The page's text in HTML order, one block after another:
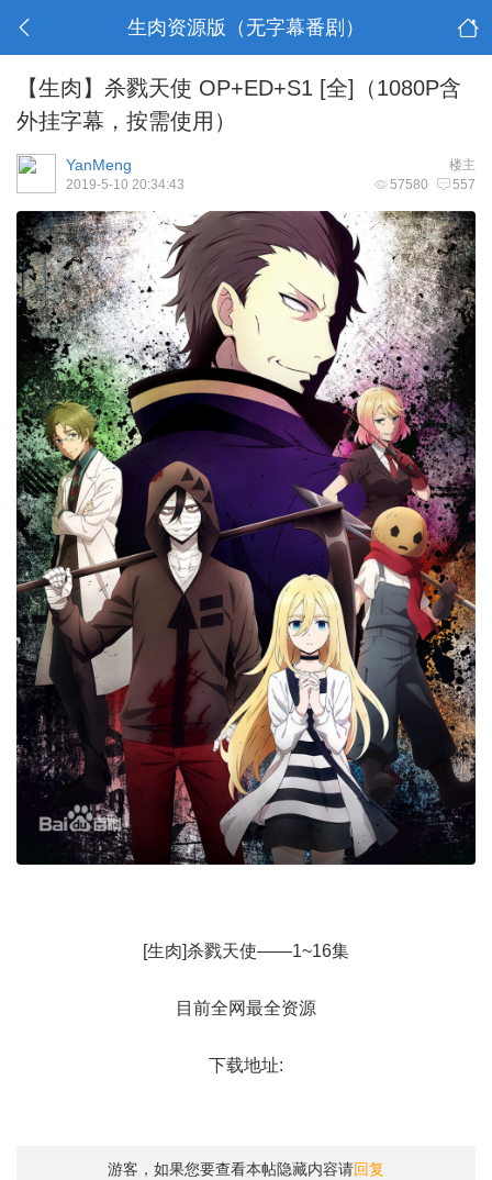
生肉资源版（无字幕番剧）
【生肉】杀戮天使 OP+ED+S1 [全]（1080P含
外挂字幕，按需使用）
楼主
YanMeng
57580 557
2019-5-10 20:34:43
[生肉]杀戮天使——1~16集
目前全网最全资源
下载地址:
游客，如果您要查看本帖隐藏内容请回复